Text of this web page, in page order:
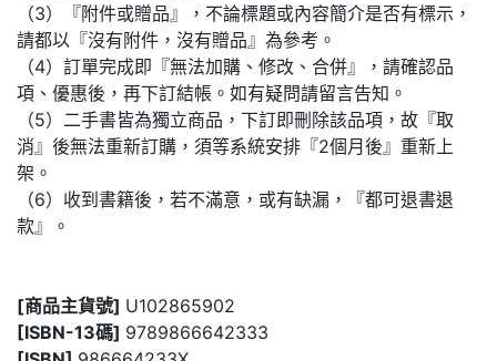
（3）『附件或贈品』，不論標題或內容簡介是否有標示，
請都以『沒有附件，沒有贈品』為參考。
（4）訂單完成即『無法加購、修改、合併』，請確認品
項、優惠後，再下訂結帳。如有疑問請留言告知。
（5）二手書皆為獨立商品，下訂即刪除該品項，故『取
消』後無法重新訂購，須等系統安排『2個月後』重新上
架。
（6）收到書籍後，若不滿意，或有缺漏，『都可退書退
款』。
[商品主貨號] U102865902
[ISBN-13碼] 9789866642333